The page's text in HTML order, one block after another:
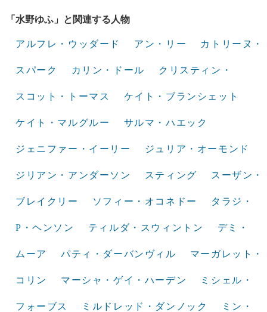
「水野ゆふ」と関連する人物
アルフレ・ウッダード アン・リー カトリーヌ・
スパーク カリン・ドール クリスティン・
スコット・トーマス ケイト・ブランシェット
ケイト・マルグルー サルマ・ハエック
ジェニファー・イーリー ジュリア・オーモンド
ジリアン・アンダーソン スティング スーザン・
ブレイクリー ソフィー・オコネドー タラジ・
P・ヘンソン ティルダ・スウィントン デミ・
ムーア パティ・ダーバンヴィル マーガレット・
コリン マーシャ・ゲイ・ハーデン ミシェル・
フォーブス ミルドレッド・ダンノック ミン・